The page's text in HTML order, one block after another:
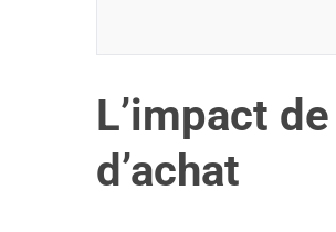
L’impact
d’achat
e
r